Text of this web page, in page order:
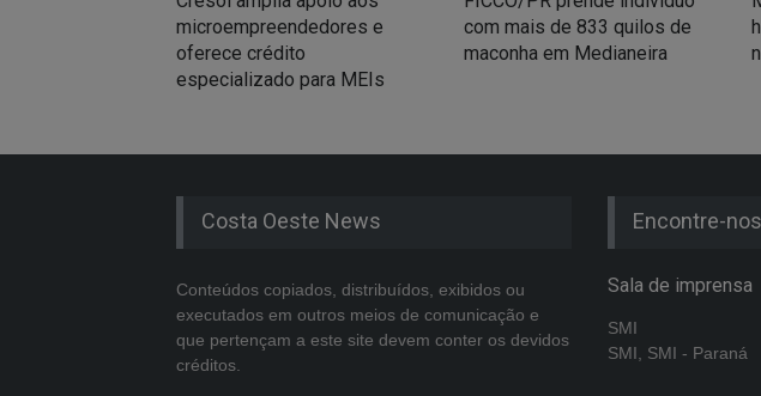
microempreendedores e
oferece crédito
especializado para MEIs
com mais de 833 quilos de
maconha em Medianeira
Costa Oeste News
Conteúdos copiados, distribuídos, exibidos ou
executados em outros meios de comunicação e
que pertençam a este site devem conter os devidos
créditos.
Encontre-nos
Sala de imprensa
SMI
SMI, SMI - Paraná